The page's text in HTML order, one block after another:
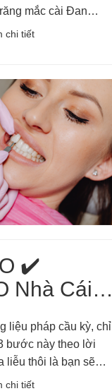
mắc cài Đan
nghiệp nhất?
chi tiết
✔️
Nhà Cái
liệu pháp cầu kỳ, chỉ
bước này theo lời
liễu thôi là bạn sẽ
độ rất nhanh.
chi tiết